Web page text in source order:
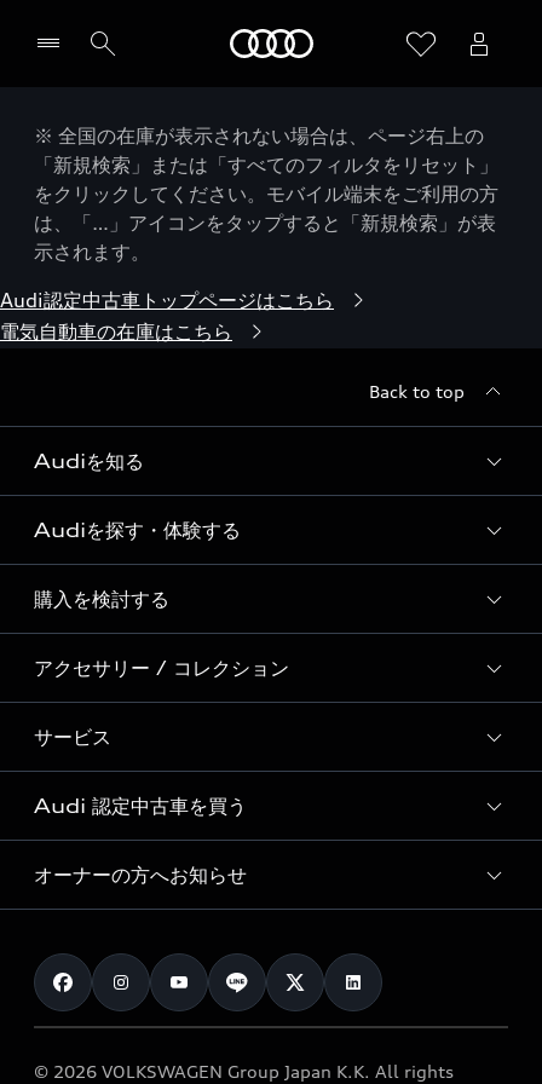
※ 全国の在庫が表示されない場合は、ページ右上の
「新規検索」または「すべてのフィルタをリセット」
をクリックしてください。モバイル端末をご利用の方
は、「…」アイコンをタップすると「新規検索」が表
示されます。
Audi認定中古車トップページはこちら
電気自動車の在庫はこちら
Back to top
Audiを知る
Audi ブランド
Story of Progress
Audi Sport
Formula 1®
デジタルサービス
Audiを探す・体験する
ディーラー検索
新車在庫検索
試乗車・展示車検索
見積り依頼
試乗予約
購入を検討する
モデル一覧
特別仕様モデル / 限定モデル
e-tronラインアップ
価格シミュレーション
車両比較
カタログ一覧
アクセサリー / コレクション
純正アクセサリー
オンラインショップ
Audi collection
アウディナビアプリ
サービス
サービス入庫予約
サービスプログラム
メンテナンス
車検 / 定期点検
e-tronアフターサポート
Audi 認定中古車を買う
Audi認定中古車
クオリティ
保証
メンテナンス
オーナーの方へお知らせ
お知らせ
オーナー様向けキャンペーン
© 2026 VOLKSWAGEN Group Japan K.K. All rights